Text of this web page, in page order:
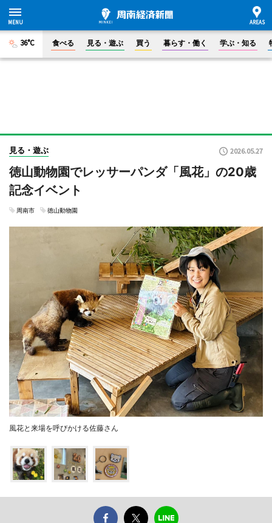
36°C 食べる 見る・遊ぶ 買う 暮らす・働く 学ぶ・知る
見る・遊ぶ 2026.05.27
徳山動物園でレッサーパンダ「風花」の20歳
記念イベント
周南市 徳山動物園
風花と来場を呼びかける佐藤さん